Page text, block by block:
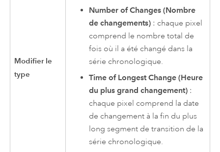
Modifier le
type
Number of Changes (Nombre
de changements) : chaque pixel
comprend le nombre total de
fois où il a été changé dans la
série chronologique.
Time of Longest Change (Heure
du plus grand changement) :
chaque pixel comprend la date
de changement à la fin du plus
long segment de transition de la
série chronologique.